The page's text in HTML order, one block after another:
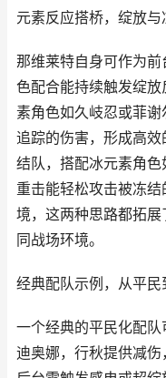
元素反应搭桥，绽放与
那维莱特自身可作为
色配合能持续触发绽
素角色如久岐忍或菲
追踪的伤害，形成高
结队，搭配冰元素角
重击能轻松攻击被冻
境，这两种思路都拓
同战场环境。
经典配队示例，从平民
一个经典的平民化配队
迪奥娜，行秋提供减